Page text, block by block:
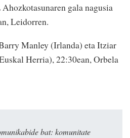
Ahozkotasunaren gala nagusia
Leidorren.
Manley (Irlanda) eta Itziar
Herria), 22:30ean, Orbela
bat: komunitate